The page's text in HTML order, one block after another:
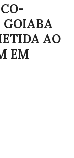
GOIABA
AO
EM